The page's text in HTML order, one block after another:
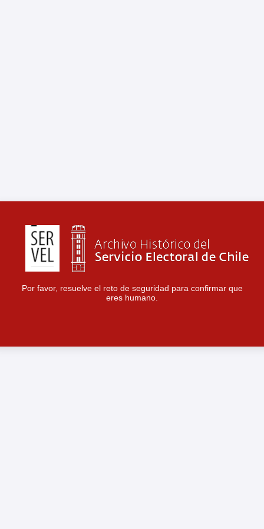
Por favor, resuelve el reto de seguridad para confirmar que
eres humano.